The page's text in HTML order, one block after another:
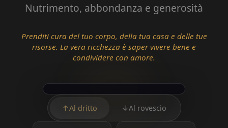
Nutrimento, abbondanza e generosità
Prenditi cura del tuo corpo, della tua casa e delle tue
risorse. La vera ricchezza è saper vivere bene e
condividere con amore.
↑Al dritto ↓Al rovescio